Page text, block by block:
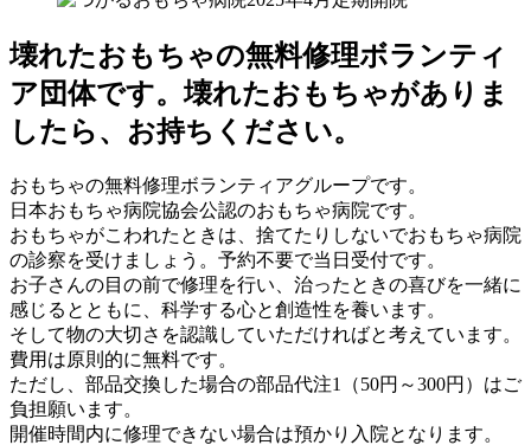
壊れたおもちゃの無料修理ボランティ
ア団体です。壊れたおもちゃがありま
したら、お持ちください。
おもちゃの無料修理ボランティアグループです。
日本おもちゃ病院協会公認のおもちゃ病院です。
おもちゃがこわれたときは、捨てたりしないでおもちゃ病院
の診察を受けましょう。予約不要で当日受付です。
お子さんの目の前で修理を行い、治ったときの喜びを一緒に
感じるとともに、科学する心と創造性を養います。
そして物の大切さを認識していただければと考えています。
費用は原則的に無料です。
ただし、部品交換した場合の部品代注1（50円～300円）はご
負担願います。
開催時間内に修理できない場合は預かり入院となります。